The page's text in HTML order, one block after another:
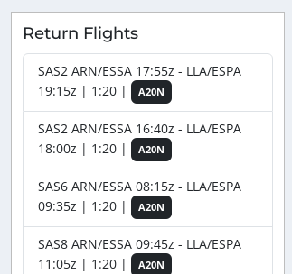
Return Flights
SAS2 ARN/ESSA 17:55z - LLA/ESPA
19:15z | 1:20 |
A20N
SAS2 ARN/ESSA 16:40z - LLA/ESPA
18:00z | 1:20 |
A20N
SAS6 ARN/ESSA 08:15z - LLA/ESPA
09:35z | 1:20 |
A20N
SAS8 ARN/ESSA 09:45z - LLA/ESPA
11:05z | 1:20 |
A20N